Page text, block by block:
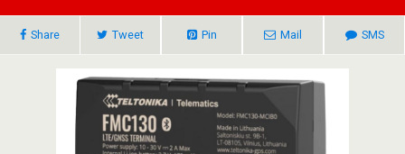
Share Tweet Pin Mail SMS